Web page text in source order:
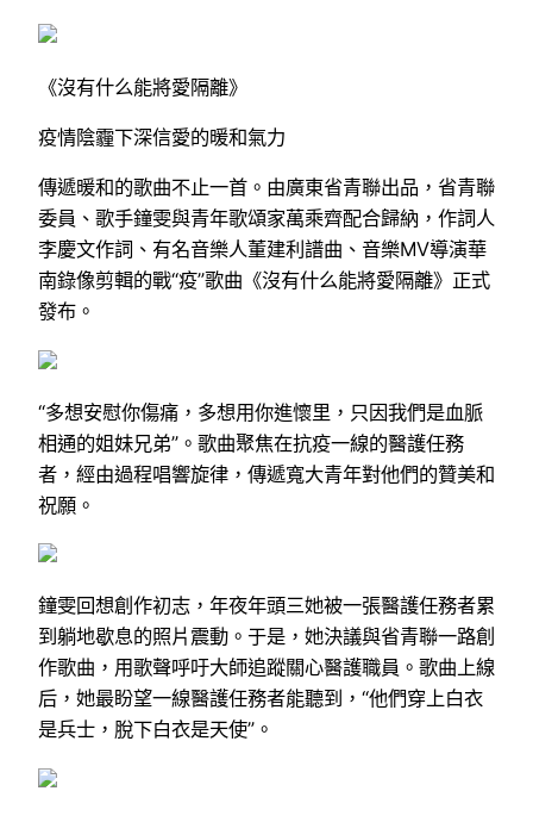
《沒有什么能將愛隔離》
疫情陰霾下深信愛的暖和氣力
傳遞暖和的歌曲不止一首。由廣東省青聯出品，省青聯
委員、歌手鐘雯與青年歌頌家萬乘齊配合歸納，作詞人
李慶文作詞、有名音樂人董建利譜曲、音樂MV導演華
南錄像剪輯的戰“疫”歌曲《沒有什么能將愛隔離》正式
發布。
“多想安慰你傷痛，多想用你進懷里，只因我們是血脈
相通的姐妹兄弟”。歌曲聚焦在抗疫一線的醫護任務
者，經由過程唱響旋律，傳遞寬大青年對他們的贊美和
祝願。
鐘雯回想創作初志，年夜年頭三她被一張醫護任務者累
到躺地歇息的照片震動。于是，她決議與省青聯一路創
作歌曲，用歌聲呼吁大師追蹤關心醫護職員。歌曲上線
后，她最盼望一線醫護任務者能聽到，“他們穿上白衣
是兵士，脫下白衣是天使”。